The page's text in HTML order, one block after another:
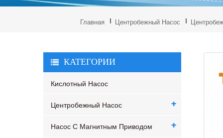
Главная Центробежный Насос
КАТЕГОРИИ
Кислотный Насос
Центробежный Насос
Насос С Магнитным Приводом